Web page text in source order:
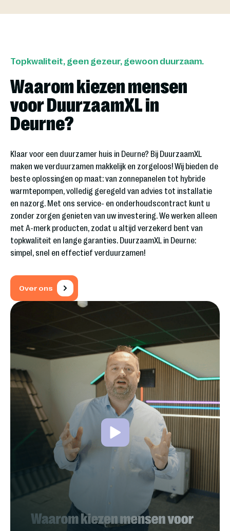
Topkwaliteit, geen gezeur, gewoon duurzaam.
Waarom kiezen mensen
voor DuurzaamXL in
Deurne?
Klaar voor een duurzamer huis in Deurne? Bij DuurzaamXL
maken we verduurzamen makkelijk en zorgeloos! Wij bieden de
beste oplossingen op maat: van zonnepanelen tot hybride
warmtepompen, volledig geregeld van advies tot installatie
en nazorg. Met ons service- en onderhoudscontract kunt u
zonder zorgen genieten van uw investering. We werken alleen
met A-merk producten, zodat u altijd verzekerd bent van
topkwaliteit en lange garanties. DuurzaamXL in Deurne:
simpel, snel en effectief verduurzamen!
Over ons